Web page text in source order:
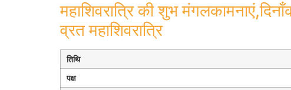
महाशिवरात्रि की शुभ
व्रत महाशिवरात्रि
तिथि
पक्ष